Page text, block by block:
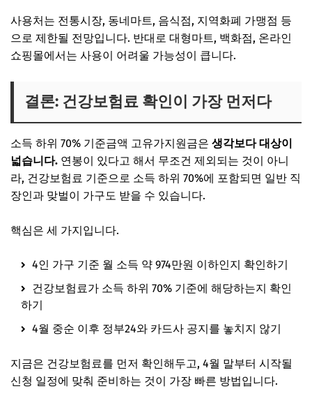
사용처는 전통시장, 동네마트, 음식점, 지역화폐 가맹점 등
으로 제한될 전망입니다. 반대로 대형마트, 백화점, 온라인
쇼핑몰에서는 사용이 어려울 가능성이 큽니다.
결론: 건강보험료 확인이 가장 먼저다
소득 하위 70% 기준금액 고유가지원금은 생각보다 대상이
넓습니다. 연봉이 있다고 해서 무조건 제외되는 것이 아니
라, 건강보험료 기준으로 소득 하위 70%에 포함되면 일반 직
장인과 맞벌이 가구도 받을 수 있습니다.
핵심은 세 가지입니다.
4인 가구 기준 월 소득 약 974만원 이하인지 확인하기
건강보험료가 소득 하위 70% 기준에 해당하는지 확인
하기
4월 중순 이후 정부24와 카드사 공지를 놓치지 않기
지금은 건강보험료를 먼저 확인해두고, 4월 말부터 시작될
신청 일정에 맞춰 준비하는 것이 가장 빠른 방법입니다.